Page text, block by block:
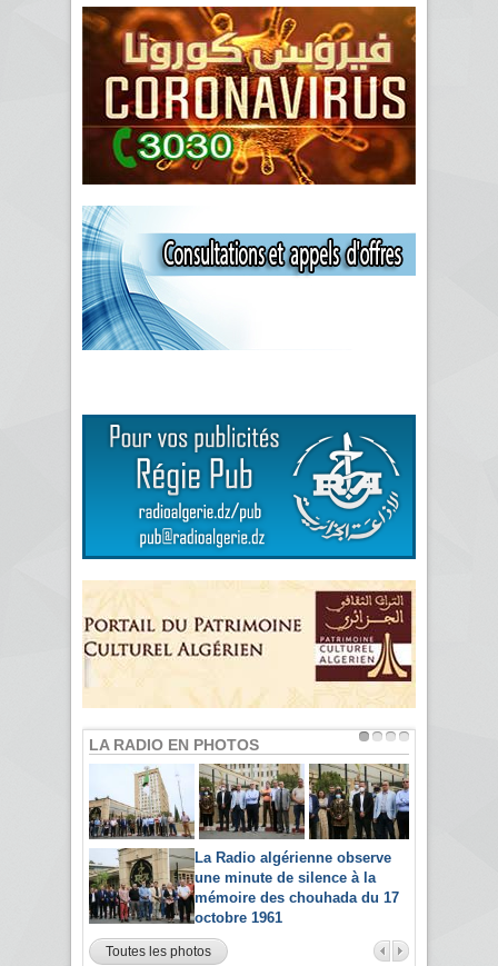
LA RADIO EN PHOTOS
La Radio algérienne observe
une minute de silence à la
mémoire des chouhada du 17
octobre 1961
Toutes les photos